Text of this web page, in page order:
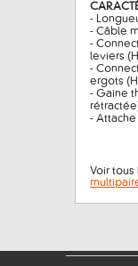
-
- Câble
-
leviers
-
ergots
- Gaine
- Attache
Voir tous